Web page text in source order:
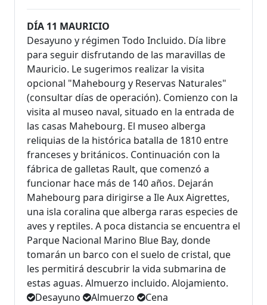
DÍA 11 MAURICIO
Desayuno y régimen Todo Incluido. Día libre
para seguir disfrutando de las maravillas de
Mauricio. Le sugerimos realizar la visita
opcional "Mahebourg y Reservas Naturales"
(consultar días de operación). Comienzo con la
visita al museo naval, situado en la entrada de
las casas Mahebourg. El museo alberga
reliquias de la histórica batalla de 1810 entre
franceses y británicos. Continuación con la
fábrica de galletas Rault, que comenzó a
funcionar hace más de 140 años. Dejarán
Mahebourg para dirigirse a Ile Aux Aigrettes,
una isla coralina que alberga raras especies de
aves y reptiles. A poca distancia se encuentra el
Parque Nacional Marino Blue Bay, donde
tomarán un barco con el suelo de cristal, que
les permitirá descubrir la vida submarina de
estas aguas. Almuerzo incluido. Alojamiento.
Desayuno
Almuerzo Cena